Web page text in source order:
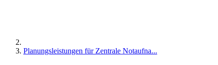
Planungsleistungen für Zentrale Notaufna...